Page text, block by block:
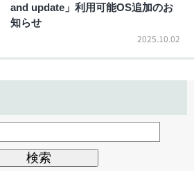
and update」利用可能OS追加のお
知らせ
2025.10.02